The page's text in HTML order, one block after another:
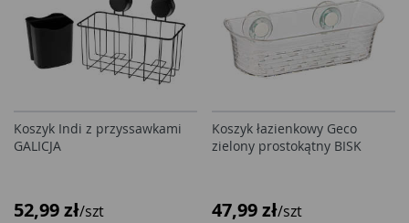
Koszyk Indi z przyssawkami
GALICJA
52,99 zł/szt
Koszyk łazienkowy Geco
zielony prostokątny BISK
47,99 zł/szt